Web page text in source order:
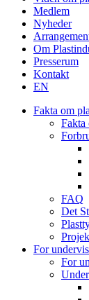
Medlem
Nyheder
Om
Presserum
Kontakt
EN
Fakta om
Fakta
FAQ
Det
For
For